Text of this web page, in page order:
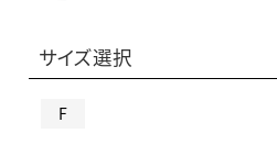
サイズ選択
F